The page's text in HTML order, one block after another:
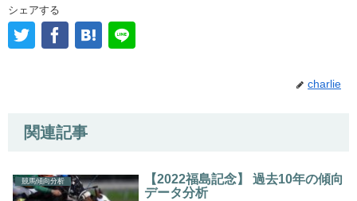
シェアする
charlie
関連記事
競馬傾向分析
【2022福島記念】 過去10年の傾向
データ分析